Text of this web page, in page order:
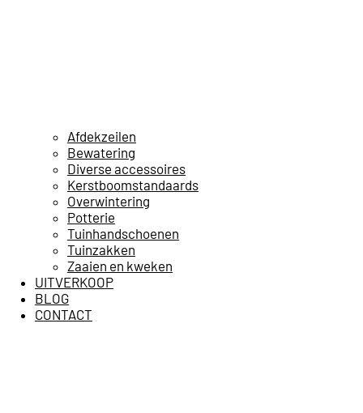
Afdekzeilen
Bewatering
Diverse accessoires
Kerstboomstandaards
Overwintering
Potterie
Tuinhandschoenen
Tuinzakken
Zaaien en kweken
UITVERKOOP
BLOG
CONTACT